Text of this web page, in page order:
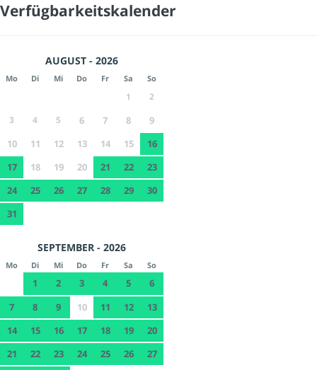
Verfügbarkeitskalender
AUGUST - 2026
Mo Di Mi Do Fr Sa So
1
2
3
4 5 6 7 8
9
10
11 12 13 14 15
16
17
18 19 20 21 22
23
24
25 26 27 28 29
30
31
SEPTEMBER - 2026
Mo Di Mi Do Fr Sa So
1 2 3 4 5
6
7
8 9 10 11 12
13
14
15 16 17 18 19
20
21
22 23 24 25 26
27